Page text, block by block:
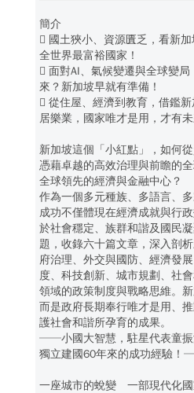
簡介
 國土狹小、資源匱乏，看新
全世界最富裕國家！
 面對AI、氣候變遷與全球變
來？新加坡早就有準備！
 從住屋、經濟到教育，借鑑
居樂業，國家唯才是用，才有未
新加坡這個「小紅點」，如何
憑藉卓越的高效治理與前瞻的
全球領先的經濟與金融中心？
作為一個多元種族、多語言、
成功不僅體現在經濟成就與行
於社會穩定、族群和諧及國民
題，收錄六十篇文章，深入剖
府治理、外交與國防、經濟發
度、科技創新、城市規劃、社
領域的政策制度與戰略思維。
而是政府長期奉行唯才是用、
護社會和諧所孕育的成果。
──小國大智慧，駐星代表童振
獨立建國60年來的成功經驗
一座城市的蛻變 一部現代化國